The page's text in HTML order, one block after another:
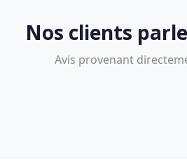
Nos clients
Avis provenant